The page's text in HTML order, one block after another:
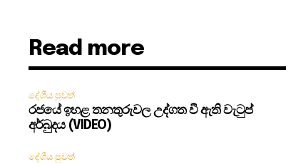
Read more
දේශීය පුවත්
රජයේ ඉහළ තනතුරුවල උද්ගත වී ඇති වැටුප්
අර්බුදය (VIDEO)
දේශීය පුවත්